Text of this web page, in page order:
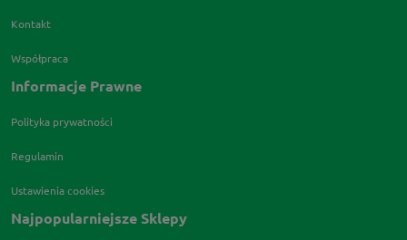
Kontakt
Współpraca
Informacje Prawne
Polityka prywatności
Regulamin
Ustawienia cookies
Najpopularniejsze Sklepy